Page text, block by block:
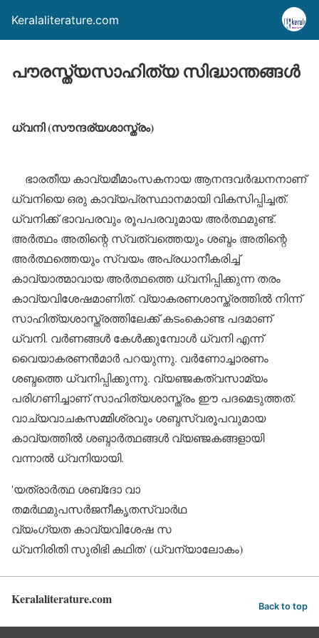
Keralaliterature.com
പൗരസ്ത്യസാഹിത്യ സിദ്ധാന്തങ്ങള്‍
ധ്വനി (സൗന്ദര്യശാസ്ത്രം)
ഭാരതീയ കാവ്യമീമാംസകനായ ആനന്ദവര്‍ദ്ധനനാണ്
ധ്വനിയെ ഒരു കാവ്യപ്രസ്ഥാനമായി വികസിപ്പിച്ചത്.
ധ്വനിക്ക് ഭാവപരവും രൂപപരവുമായ അര്‍ത്ഥമുണ്ട്.
അര്‍ത്ഥം അതിന്റെ സ്വത്വത്തെയും ശബ്ദം അതിന്റെ
അര്‍ത്ഥത്തെയും സ്വയം അപ്രധാനീകരിച്ച്
കാവ്യാത്മാവായ അര്‍ത്ഥത്തെ ധ്വനിപ്പിക്കുന്ന തരം
കാവ്യവിശേഷമാണിത്. വ്യാകരണശാസ്ത്രത്തില്‍ നിന്ന്
സാഹിത്യശാസ്ത്രത്തിലേക്ക് കടംകൊണ്ട പദമാണ്
ധ്വനി. വര്‍ണങ്ങള്‍ കേള്‍ക്കുമ്പോള്‍ ധ്വനി എന്ന്
വൈയാകരണന്‍മാര്‍ പറയുന്നു. വര്‍ണോച്ചാരണം
ശബ്ദത്തെ ധ്വനിപ്പിക്കുന്നു. വ്യഞ്ജകത്വസാമ്യം
പരിഗണിച്ചാണ് സാഹിത്യശാസ്ത്രം ഈ പദമെടുത്തത്.
വാച്യവാചകസമ്മിശ്രവും ശബ്ദസ്വരൂപവുമായ
കാവ്യത്തില്‍ ശബ്ദാര്‍ത്ഥങ്ങള്‍ വ്യഞ്ജകങ്ങളായി
വന്നാല്‍ ധ്വനിയായി.
'യത്രാര്‍ത്ഥ ശബ്‌ദോ വാ
തമര്‍ഥമുപസര്‍ജനീകൃതസ്വാര്‍ഥ
വ്യംഗ്യത കാവ്യവിശേഷ സ
ധ്വനിരിതി സുരിഭി കഥിത' (ധ്വന്യാലോകം)
Keralaliterature.com Back to top